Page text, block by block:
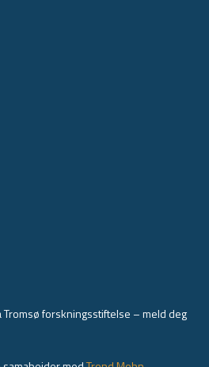
forskningsstiftelse – meld deg